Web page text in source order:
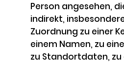
Person angesehen,
indirekt,
Zuordnung zu einer
einem Namen, zu
zu Standortdaten, zu